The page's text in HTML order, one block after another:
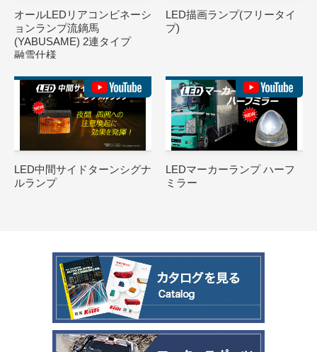
オールLEDリアコンビネーシ
ョンランプ流鏑馬
(YABUSAME) 2連タイプ
融雪仕様
LED描画ランプ(フリータイ
プ)
LED中間サイドターンシグナ
ルランプ
LEDマーカーランプ ハーフ
ミラー